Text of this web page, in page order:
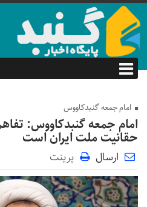
امام جمعه گنبدکاووس
امام جمعه گنبدکاووس:
حقانیت ملت ایران است
ارسال پرینت